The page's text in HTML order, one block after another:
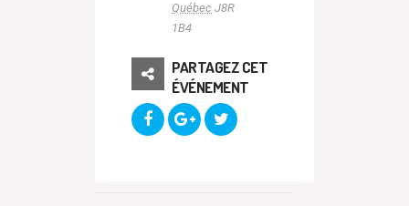
Québec J8R
1B4
PARTAGEZ CET
ÉVÉNEMENT